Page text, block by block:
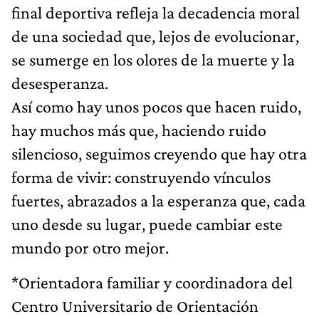
final deportiva refleja la decadencia moral
de una sociedad que, lejos de evolucionar,
se sumerge en los olores de la muerte y la
desesperanza.
Así como hay unos pocos que hacen ruido,
hay muchos más que, haciendo ruido
silencioso, seguimos creyendo que hay otra
forma de vivir: construyendo vínculos
fuertes, abrazados a la esperanza que, cada
uno desde su lugar, puede cambiar este
mundo por otro mejor.
*Orientadora familiar y coordinadora del
Centro Universitario de Orientación